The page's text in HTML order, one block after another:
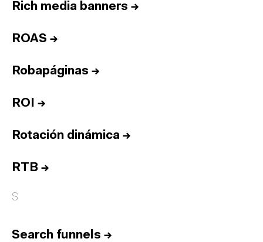
Rich media banners →
ROAS →
Robapáginas →
ROI →
Rotación dinámica →
RTB →
S
Search funnels →